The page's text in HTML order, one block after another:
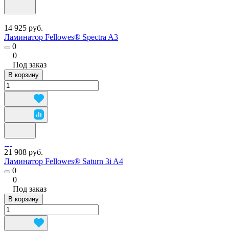
14 925 руб.
Ламинатор Fellowes® Spectra A3
0
0
Под заказ
В корзину
21 908 руб.
Ламинатор Fellowes® Saturn 3i A4
0
0
Под заказ
В корзину